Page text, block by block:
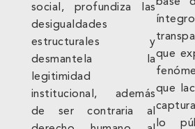
social, profundiza las
desigualdades
estructurales y
desmantela la
legitimidad
institucional, además
de ser contraria al
que
que
lo